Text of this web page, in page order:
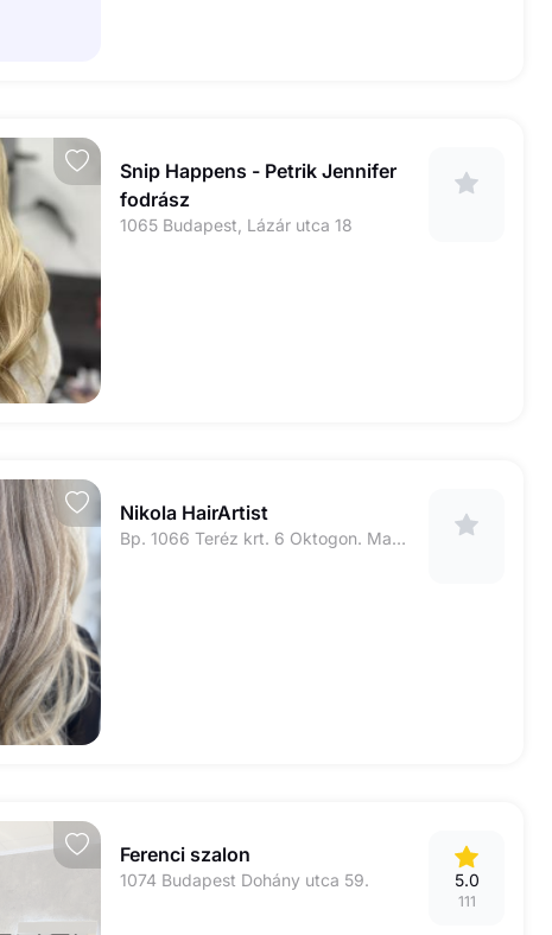
Snip Happens - Petrik Jennifer
fodrász
1065 Budapest, Lázár utca 18
Nikola HairArtist
Bp. 1066 Teréz krt. 6 Oktogon. Magical Beauty (Bejárat a ház belső udvarán található szemben)
Ferenci szalon
1074 Budapest Dohány utca 59. 5.0
111